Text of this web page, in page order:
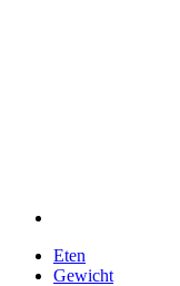
Eten
Gewicht